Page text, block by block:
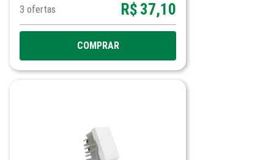
3 ofertas R$ 37,10
COMPRAR